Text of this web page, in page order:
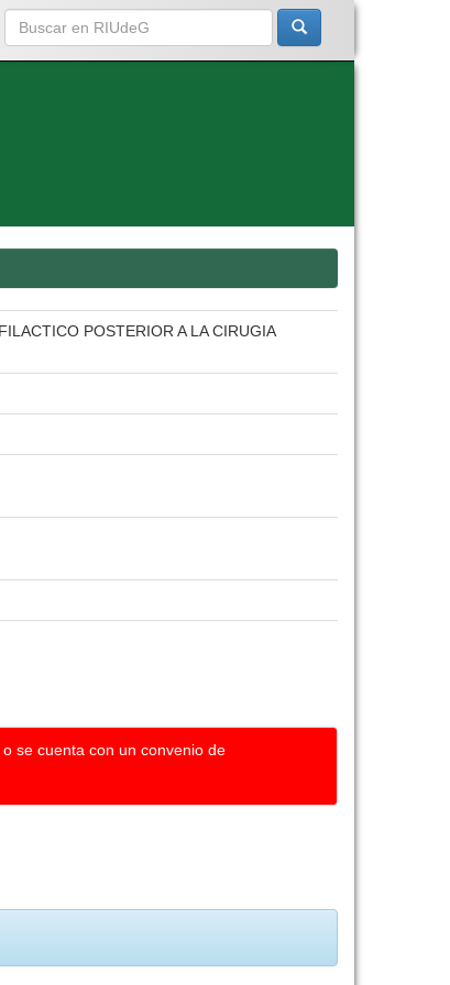
POSTERIOR A LA CIRUGIA
se cuenta con un convenio de